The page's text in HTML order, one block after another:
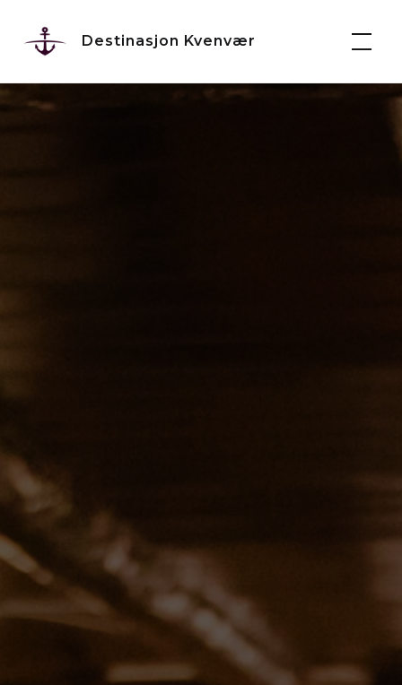
content
Destinasjon Kvenvær